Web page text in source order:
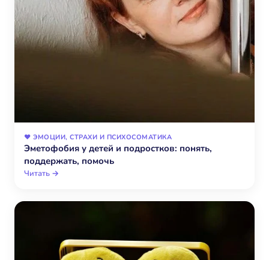
❤️ ЭМОЦИИ, СТРАХИ И ПСИХОСОМАТИКА
Эметофобия у детей и подростков: понять,
поддержать, помочь
Читать →